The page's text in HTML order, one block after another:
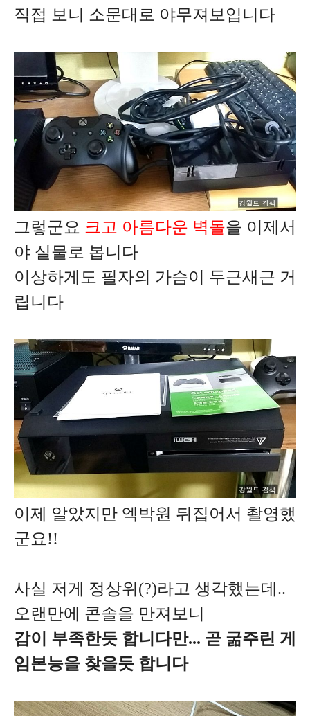
직접 보니 소문대로 야무져보입니다
그렇군요 크고 아름다운 벽돌을 이제서
야 실물로 봅니다
이상하게도 필자의 가슴이 두근새근 거
립니다
이제 알았지만 엑박원 뒤집어서 촬영했
군요!!
사실 저게 정상위(?)라고 생각했는데..
오랜만에 콘솔을 만져보니
감이 부족한듯 합니다만... 곧 굶주린 게
임본능을 찾을듯 합니다